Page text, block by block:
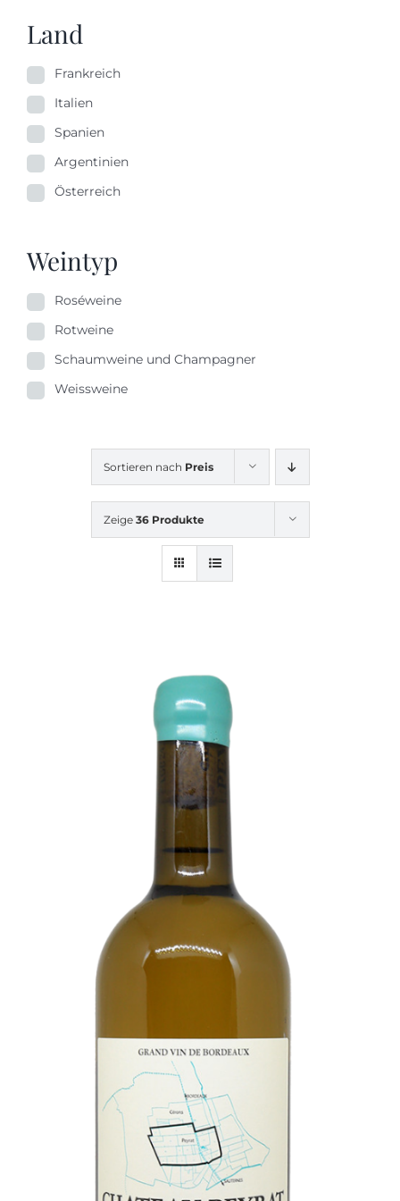
Sortieren nach Preis
Zeige 36 Produkte
Land
Frankreich
Italien
Spanien
Argentinien
Österreich
Weintyp
Roséweine
Rotweine
Schaumweine und Champagner
Weissweine